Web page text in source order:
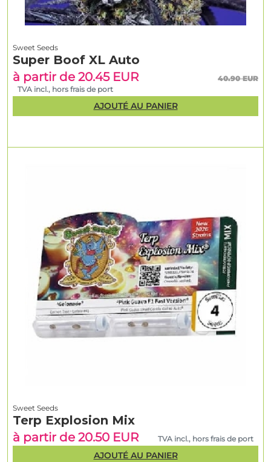
Sweet Seeds
Terp Explosion Mix
à partir de 20.50 EUR
TVA incl., hors frais de port
AJOUTÉ AU PANIER
Sweet Seeds
Super Boof XL Auto
à partir de 20.45 EUR
40.90 EUR
TVA incl., hors frais de port
AJOUTÉ AU PANIER